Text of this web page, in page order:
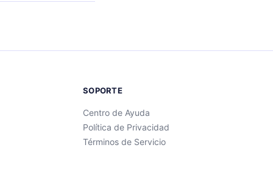
SOPORTE
Centro de Ayuda
Política de Privacidad
Términos de Servicio